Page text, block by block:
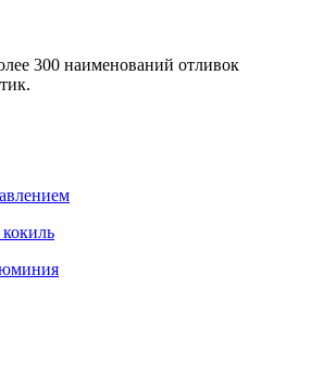
300 наименований отливок